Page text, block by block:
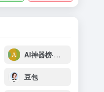
AI神器榜·脑榜
豆包